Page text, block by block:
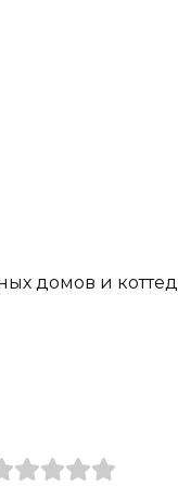
домов и